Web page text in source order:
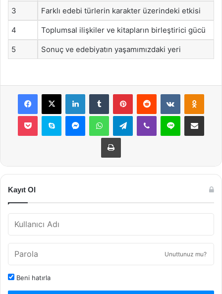
3 Farklı edebi türlerin karakter üzerindeki etkisi
4 Toplumsal ilişkiler ve kitapların birleştirici gücü
5 Sonuç ve edebiyatın yaşamımızdaki yeri
Facebook
X LinkedInTumblr PinterestReddit VKontakte
Pocket Skype MessengerWhatsAppTelegramViber Line E-Posta ile
Yazdır
Kayıt Ol
Unuttunuz mu?
Beni hatırla